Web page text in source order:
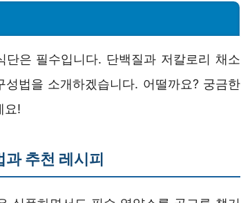
은 필수입니다. 단백질과 저칼로리 채소
법을 소개하겠습니다. 어떨까요? 궁금한
요!
추천 레시피